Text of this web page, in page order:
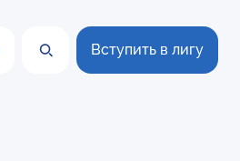
Вступить в лигу